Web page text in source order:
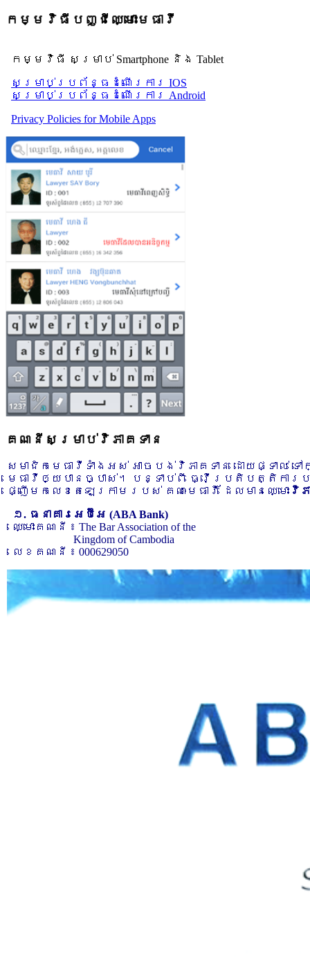
កម្មវិធីបញ្ជីឈ្មោះមេធាវី
កម្មវិធី សម្រាប់ Smartphone និង Tablet
សម្រាប់​ប្រព័ន្ធដំណើរការ IOS
សម្រាប់​ប្រព័ន្ធដំណើរការ Android
Privacy Policies for Mobile Apps
គណនីសម្រាប់វិភាគទាន
សមាជិកមេធាវីទាំងអស់ អាចបង់វិភាគទាន ដោយផ្ទាល់
មេធាវីឲ្យបានច្បាស់។ បន្ទាប់ពី ធ្វើប្រតិបត្តិកា
ផ្ញើមកលេខតេឡេក្រាមរបស់ គណៈមេធាវី ដែលមានឈ្មោះ វិភ
១. ធនាគារអេប៊ីអេ (ABA Bank)
ឈ្មោះគណនី ៖ The Bar Association of the
Kingdom of Cambodia
លេខគណនី ៖ 000629050